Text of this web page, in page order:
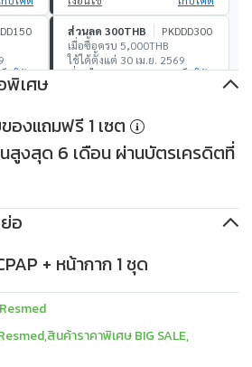
ก็บโค้ด
ส่วนลด 300THB
PKDDD300
เมื่อซื้อครบ 5,000THB
ใช้ได้ตั้งแต่ 30 เม.ย. 2569
เงื่อนไข
เก็บโค้ด
ก็บโค้ด
PKDDD1000
เมื่อซื้อครบ 30,000THB
ใช้ได้ตั้งแต่ 30 เม.ย. 2569
เงื่อนไข
เก็บโค้ด
พิเศษ
องแถมฟรี 1 เซต
สูงสุด 6 เดือน ผ่านบัตรเครดิตที่
อ
+ หน้ากาก 1 ชุด
,สินค้าราคาพิเศษ BIG SALE,